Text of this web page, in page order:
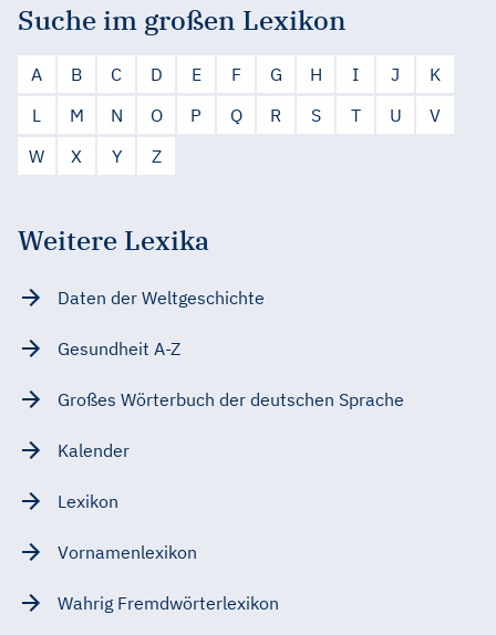
Suche im großen Lexikon
A B C D E F G H I J
K
L
M N O P Q R S T U
V
W
X Y Z
Weitere Lexika
Daten der Weltgeschichte
Gesundheit A-Z
Großes Wörterbuch der deutschen Sprache
Kalender
Lexikon
Vornamenlexikon
Wahrig Fremdwörterlexikon